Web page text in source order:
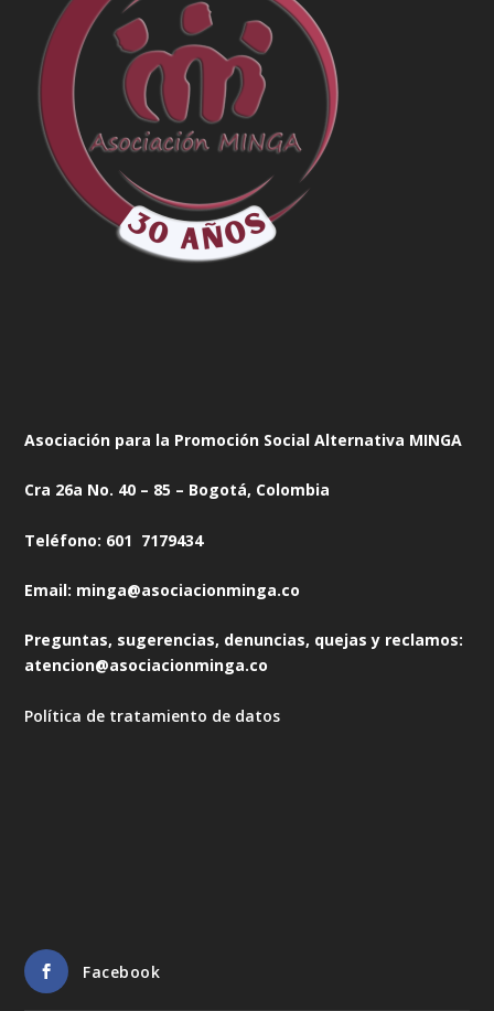
Asociación para la Promoción Social Alternativa MINGA
Cra 26a No. 40 – 85 – Bogotá, Colombia
Teléfono: 601 7179434
Email: minga@asociacionminga.co
Preguntas, sugerencias, denuncias, quejas y reclamos:
atencion@asociacionminga.co
Política de tratamiento de datos
Facebook